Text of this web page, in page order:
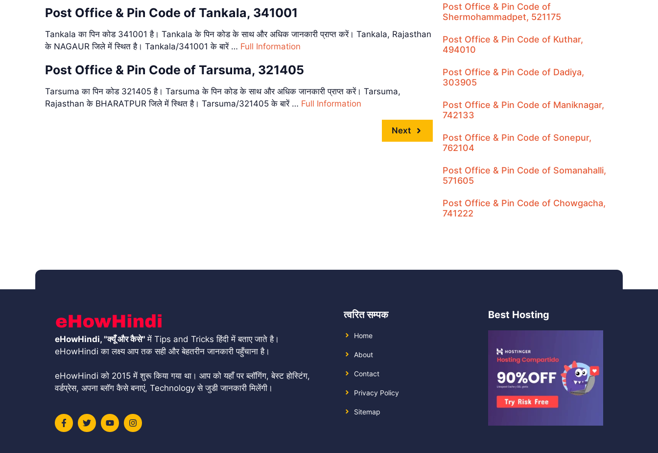
Post Office & Pin Code of Tankala, 341001
Tankala का पिन कोड 341001 है। Tankala के पिन कोड के साथ और अधिक जानकारी प्राप्त करें। Tankala, Rajasthan
के NAGAUR जिले में स्थित है। Tankala/341001 के बारें … Full Information
Post Office & Pin Code of Tarsuma, 321405
Tarsuma का पिन कोड 321405 है। Tarsuma के पिन कोड के साथ और अधिक जानकारी प्राप्त करें। Tarsuma,
Rajasthan के BHARATPUR जिले में स्थित है। Tarsuma/321405 के बारें … Full Information
Next
Post Office & Pin Code of
Shermohammadpet, 521175
Post Office & Pin Code of Kuthar,
494010
Post Office & Pin Code of Dadiya,
303905
Post Office & Pin Code of Maniknagar,
742133
Post Office & Pin Code of Sonepur,
762104
Post Office & Pin Code of Somanahalli,
571605
Post Office & Pin Code of Chowgacha,
741222
eHowHindi, "क्यूँ और कैसे"में Tips and Tricks हिंदी में बताए जाते है।
eHowHindi का लक्ष्य आप तक सही और बेहतरीन जानकारी पहुँचाना है।
eHowHindi को 2015 में शुरू किया गया था। आप को यहाँ पर ब्लॉगिंग, बेस्ट होस्टिंग,
वर्डप्रेस, अपना ब्लॉग कैसे बनाएं, Technology से जुडी जानकारी मिलेंगी।
त्वरित सम्पक
Home
About
Contact
Privacy Policy
Sitemap
Best Hosting